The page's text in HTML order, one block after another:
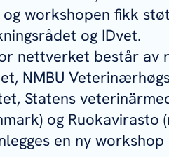
workshopen fikk
og IDvet.
nettverket består av
NMBU
Statens
og Ruokavirasto
en ny workshop